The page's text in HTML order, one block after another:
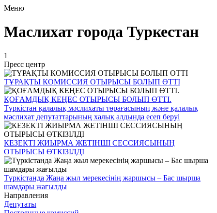
Меню
Маслихат города Туркестан
1
Пресс центр
ТҰРАҚТЫ КОМИССИЯ ОТЫРЫСЫ БОЛЫП ӨТТІ
ҚОҒАМДЫҚ КЕҢЕС ОТЫРЫСЫ БОЛЫП ӨТТІ.
Түркістан қалалық мәслихаты төрағасының және қалалық
мәслихат депутаттарының халық алдында есеп беруі
КЕЗЕКТІ ЖИЫРМА ЖЕТІНШІ СЕССИЯСЫНЫҢ
ОТЫРЫСЫ ӨТКІЗІЛДІ
Түркістанда Жаңа жыл мерекесінің жаршысы – Бас шырша
шамдары жағылды
Направления
Депутаты